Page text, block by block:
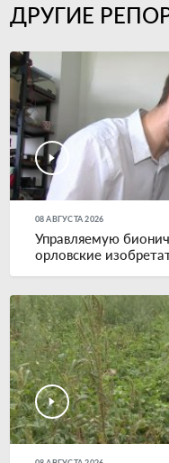
ДРУГИЕ
08 АВГУСТА 2026
Управляемую
орловские